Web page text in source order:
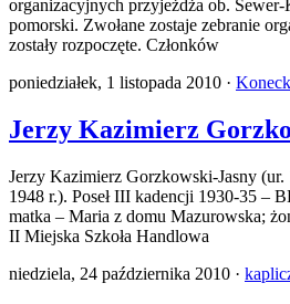
organizacyjnych przyjeżdża ob.
pomorski. Zwołane zostaje zebranie
zostały rozpoczęte. Członków
poniedziałek, 1 listopada 2010 ·
Jerzy Kazimierz
Jerzy Kazimierz Gorzkowski-Jasny (ur.
1948 r.). Poseł III kadencji 1930-35 –
matka – Maria z domu Mazurowska;
II Miejska Szkoła Handlowa
niedziela, 24 października 2010 ·